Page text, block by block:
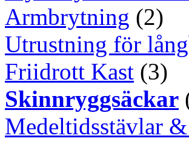
Armbrytning (2)
Utrustning för
Friidrott Kast (3)
Skinnryggsäckar
Medeltidsstävlar